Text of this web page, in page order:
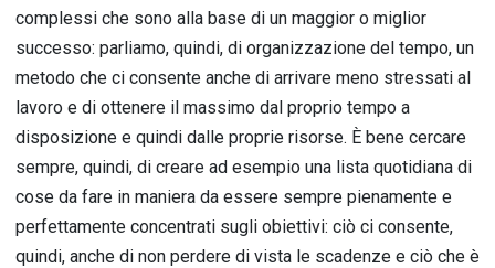
complessi che sono alla base di un maggior o miglior
successo: parliamo, quindi, di organizzazione del tempo, un
metodo che ci consente anche di arrivare meno stressati al
lavoro e di ottenere il massimo dal proprio tempo a
disposizione e quindi dalle proprie risorse. È bene cercare
sempre, quindi, di creare ad esempio una lista quotidiana di
cose da fare in maniera da essere sempre pienamente e
perfettamente concentrati sugli obiettivi: ciò ci consente,
quindi, anche di non perdere di vista le scadenze e ciò che è